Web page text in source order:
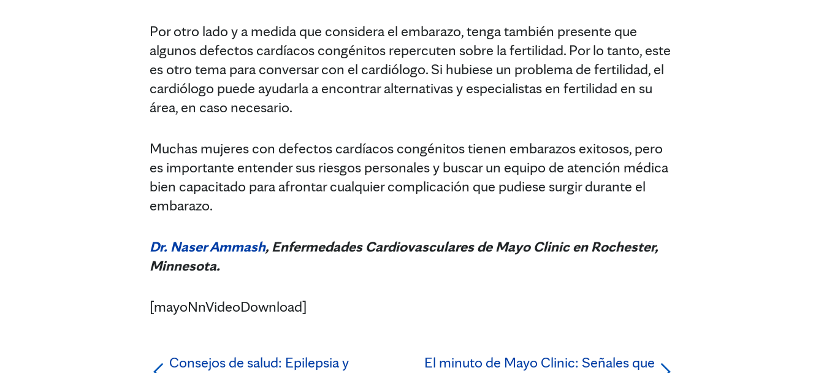
Por otro lado y a medida que considera el embarazo, tenga también presente que
algunos defectos cardíacos congénitos repercuten sobre la fertilidad. Por lo tanto, este
es otro tema para conversar con el cardiólogo. Si hubiese un problema de fertilidad, el
cardiólogo puede ayudarla a encontrar alternativas y especialistas en fertilidad en su
área, en caso necesario.
Muchas mujeres con defectos cardíacos congénitos tienen embarazos exitosos, pero
es importante entender sus riesgos personales y buscar un equipo de atención médica
bien capacitado para afrontar cualquier complicación que pudiese surgir durante el
embarazo.
Dr. Naser Ammash, Enfermedades Cardiovasculares de Mayo Clinic en Rochester,
Minnesota.
[mayoNnVideoDownload]
Consejos de salud: Epilepsia y
El minuto de Mayo Clinic: Señales que